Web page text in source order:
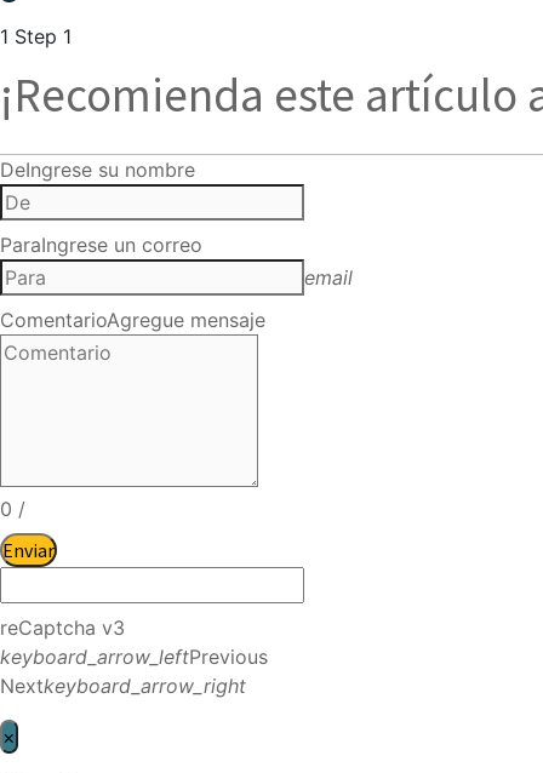
1 Step 1
¡Recomienda este artículo
DeIngrese su nombre
ParaIngrese un correo
email
ComentarioAgregue mensaje
0 /
Enviar
reCaptcha v3
keyboard_arrow_leftPrevious
Nextkeyboard_arrow_right
×